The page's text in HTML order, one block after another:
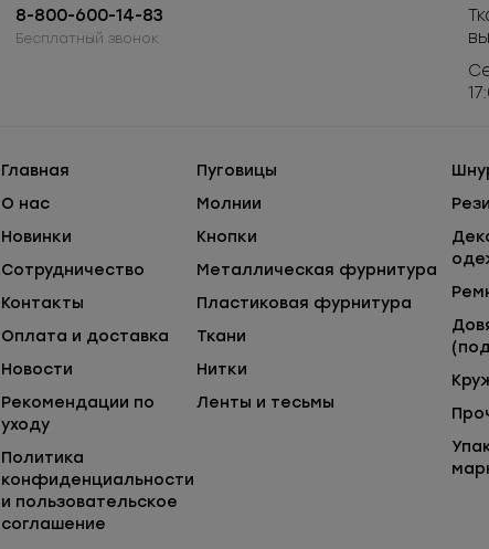
8-800-600-14-83
Бесплатный звонок
Главная
О нас
Новинки
Сотрудничество
Контакты
Оплата и доставка
Новости
Рекомендации по
уходу
Политика
конфиденциальности
и пользовательское
соглашение
Пуговицы
Молнии
Кнопки
Металлическая фурнитура
Пластиковая фурнитура
Ткани
Нитки
Ленты и тесьмы